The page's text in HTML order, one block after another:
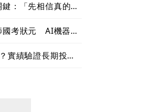
：「先相信真的可
考狀元 AI機器人
實績驗證長期投資